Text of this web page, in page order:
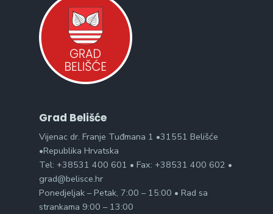
Grad Belišće
Vijenac dr. Franje Tuđmana 1 •31551 Belišće
•Republika Hrvatska
Tel: +38531 400 601 • Fax: +38531 400 602 •
grad@belisce.hr
Ponedjeljak – Petak, 7:00 – 15:00 • Rad sa
strankama 9:00 – 13:00